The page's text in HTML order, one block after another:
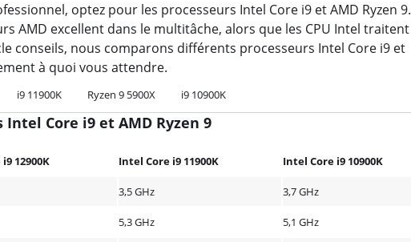
optez pour les processeurs Intel Core i9 et AMD Ryzen 9.
AMD excellent dans le multitâche, alors que les CPU Intel traitent
conseils, nous comparons différents processeurs Intel Core i9 et
à quoi vous attendre.
i9 11900K Ryzen 9 5900X i9 10900K
Core i9 et AMD Ryzen 9
12900K Intel Core i9 11900K Intel Core i9 10900K
3,5 GHz 3,7 GHz
5,3 GHz 5,1 GHz